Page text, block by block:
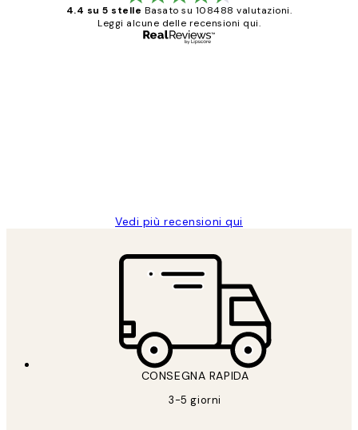
4.4 su 5 stelle Basato su 108488 valutazioni.
Leggi alcune delle recensioni qui.
Vedi più recensioni qui
CONSEGNA RAPIDA
3-5 giorni